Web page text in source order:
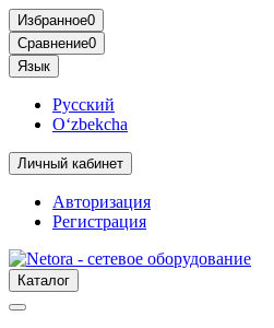
Избранное0
Сравнение0
Язык
Русский
O‘zbekcha
Личный кабинет
Авторизация
Регистрация
Каталог